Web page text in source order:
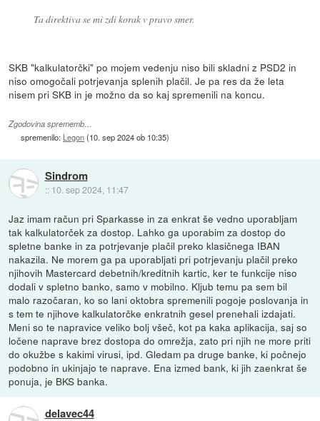
Ta direktiva se mi zdi korak v pravo smer.
SKB "kalkulatorčki" po mojem vedenju niso bili skladni z PSD2 in
niso omogočali potrjevanja splenih plačil. Je pa res da že leta
nisem pri SKB in je možno da so kaj spremenili na koncu.
Zgodovina sprememb…
spremenilo: Legon(10. sep 2024 ob 10:35)
Sindrom
:: 10. sep 2024, 11:47
Jaz imam račun pri Sparkasse in za enkrat še vedno uporabljam
tak kalkulatorček za dostop. Lahko ga uporabim za dostop do
spletne banke in za potrjevanje plačil preko klasičnega IBAN
nakazila. Ne morem ga pa uporabljati pri potrjevanju plačil preko
njihovih Mastercard debetnih/kreditnih kartic, ker te funkcije niso
dodali v spletno banko, samo v mobilno. Kljub temu pa sem bil
malo razočaran, ko so lani oktobra spremenili pogoje poslovanja in
s tem te njihove kalkulatorčke enkratnih gesel prenehali izdajati.
Meni so te napravice veliko bolj všeč, kot pa kaka aplikacija, saj so
ločene naprave brez dostopa do omrežja, zato pri njih ne more priti
do okužbe s kakimi virusi, ipd. Gledam pa druge banke, ki počnejo
podobno in ukinjajo te naprave. Ena izmed bank, ki jih zaenkrat še
ponuja, je BKS banka.
delavec44